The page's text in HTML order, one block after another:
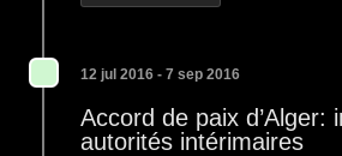
12 jul 2016 - 7 sep 2016
Accord de paix d’Alger:
autorités intérimaires